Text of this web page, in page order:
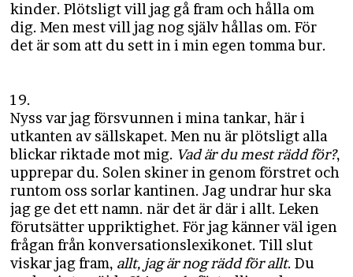
kinder. Plötsligt vill jag gå fram och hålla om
dig. Men mest vill jag nog själv hållas om. För
det är som att du sett in i min egen tomma bur.
19.
Nyss var jag försvunnen i mina tankar, här i
utkanten av sällskapet. Men nu är plötsligt alla
blickar riktade mot mig. Vad är du mest rädd för?,
upprepar du. Solen skiner in genom förstret och
runtom oss sorlar kantinen. Jag undrar hur ska
jag ge det ett namn. när det är där i allt. Leken
förutsätter uppriktighet. För jag känner väl igen
frågan från konversationslexikonet. Till slut
viskar jag fram, allt, jag är nog rädd för allt. Du